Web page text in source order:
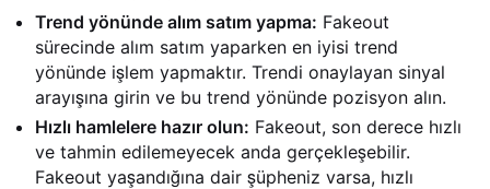
Trend yönünde alım satım yapma: Fakeout
sürecinde alım satım yaparken en iyisi trend
yönünde işlem yapmaktır. Trendi onaylayan sinyal
arayışına girin ve bu trend yönünde pozisyon alın.
Hızlı hamlelere hazır olun: Fakeout, son derece hızlı
ve tahmin edilemeyecek anda gerçekleşebilir.
Fakeout yaşandığına dair şüpheniz varsa, hızlı